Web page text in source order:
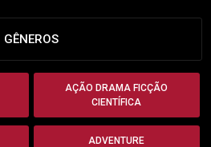
GÊNEROS
AÇÃO DRAMA FICÇÃO
CIENTÍFICA
ADVENTURE